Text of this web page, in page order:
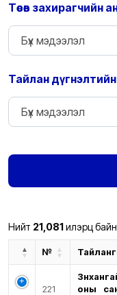
Төсөв захирагчийн
Тайлан дүгнэлтийн
Нийт 21,081илэрц
№
221
оны